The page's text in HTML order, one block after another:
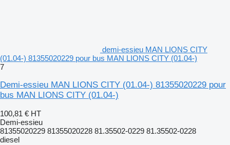
demi-essieu MAN LIONS CITY
(01.04-) 81355020229 pour bus MAN LIONS CITY (01.04-)
7
Demi-essieu MAN LIONS CITY (01.04-) 81355020229 pour
bus MAN LIONS CITY (01.04-)
100,81 € HT
Demi-essieu
81355020229 81355020228 81.35502-0229 81.35502-0228
diesel